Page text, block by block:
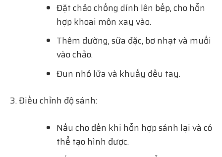
Đặt chảo chống dính lên bếp, cho hỗn
hợp khoai môn xay vào.
Thêm đường, sữa đặc, bơ nhạt và muối
vào chảo.
Đun nhỏ lửa và khuấy đều tay.
Điều chỉnh độ sánh:
Nấu cho đến khi hỗn hợp sánh lại và có
thể tạo hình được.